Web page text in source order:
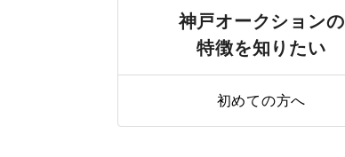
神戸オークションの
特徴を知りたい
初めての方へ